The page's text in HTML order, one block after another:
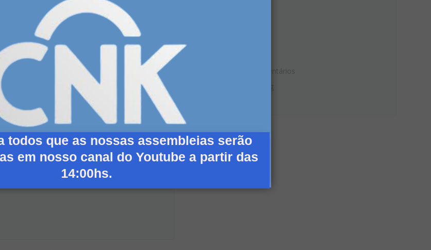
Feed de comentários
todos que as nossas assembleias serão
em nosso canal do Youtube a partir das
14:00hs.